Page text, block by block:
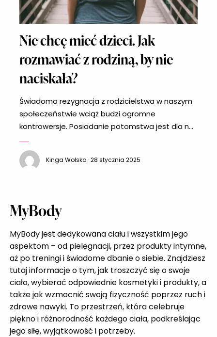
Nie chcę mieć dzieci. Jak
rozmawiać z rodziną, by nie
naciskała?
Świadoma rezygnacja z rodzicielstwa w naszym
społeczeństwie wciąż budzi ogromne
kontrowersje. Posiadanie potomstwa jest dla nas
przyznać, to jednak wielu osobom wciąż ciężko
uwierzyć, że dwoje dorosłych ludzi naprawdę
Kinga Wolska · 28 stycznia 2025
MyBody
MyBody jest dedykowana ciału i wszystkim jego
aspektom – od pielęgnacji, przez produkty intymne,
aż po treningi i świadome dbanie o siebie. Znajdziesz
tutaj informacje o tym, jak troszczyć się o swoje
ciało, wybierać odpowiednie kosmetyki i produkty, a
także jak wzmocnić swoją fizyczność poprzez ruch i
zdrowe nawyki. To przestrzeń, która celebruje
piękno i różnorodność każdego ciała, podkreślając
jego siłę, wyjątkowość i potrzeby.